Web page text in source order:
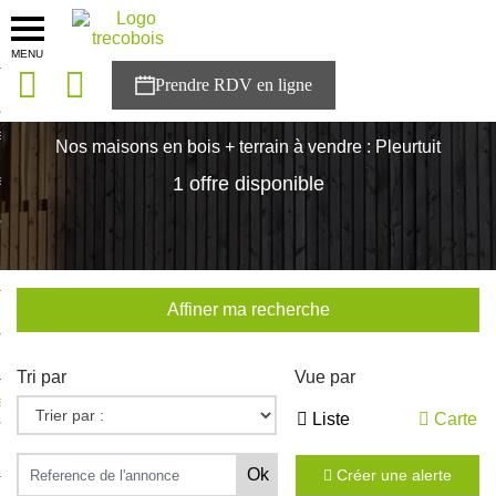
MENU
solutions
Trecobois
à NESTOR
Nos maisons en bois + terrain à vendre : Pleurtuit
1 offre disponible
Affiner ma recherche
Tri par Vue par
Liste Carte
Créer une alerte